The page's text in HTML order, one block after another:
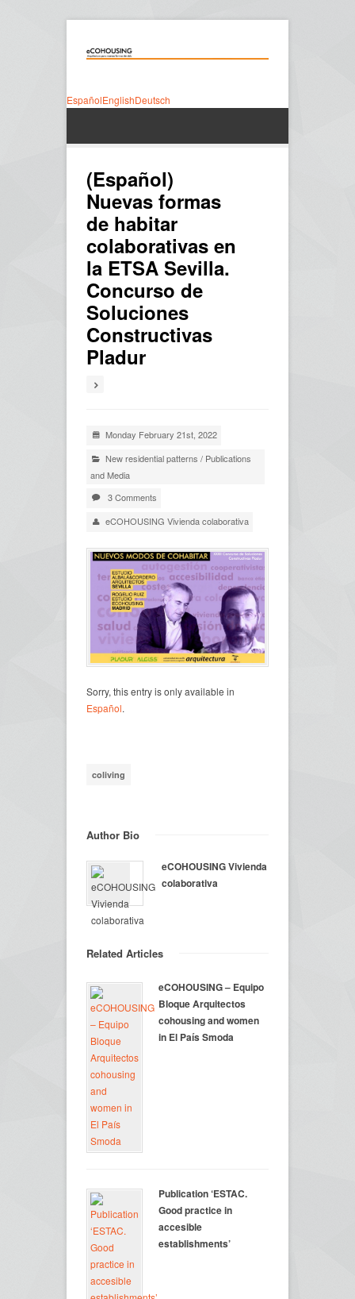
EspañolEnglishDeutsch
(Español)
Nuevas formas
de habitar
colaborativas en
la ETSA Sevilla.
Concurso de
Soluciones
Constructivas
Pladur
Monday February 21st, 2022
New residential patterns / Publications
and Media
3 Comments
eCOHOUSING Vivienda colaborativa
Sorry, this entry is only available in
Español.
coliving
Author Bio
eCOHOUSING Vivienda
colaborativa
Related Articles
eCOHOUSING – Equipo
Bloque Arquitectos
cohousing and women
in El País Smoda
Publication ‘ESTAC.
Good practice in
accesible
establishments’